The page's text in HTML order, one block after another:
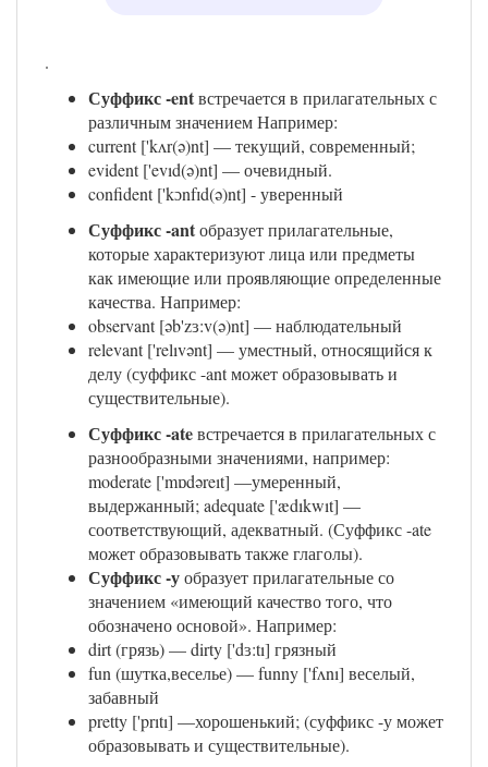
.
Суффикс -entвстречается в прилагательных с
различным значением Например:
current ['kʌr(ə)nt] — текущий, современный;
evident ['evıd(ə)nt] — очевидный.
confident ['kɔnfɪd(ə)nt] - уверенный
Суффикс -antобразует прилагательные,
которые характеризуют лица или предметы
как имеющие или проявляющие определенные
качества. Например:
observant [əb'zɜ:v(ə)nt] — наблюдательный
relevant ['relıvənt] — уместный, относящийся к
делу (суффикс -ant может образовывать и
существительные).
Суффикс -ateвстречается в прилагательных с
разнообразными значениями, например:
moderate ['mɒdəreıt] —умеренный,
выдержанный; adequate ['ædıkwıt] —
соответствующий, адекватный. (Суффикс -ate
может образовывать также глаголы).
Суффикс -уобразует прилагательные со
значением «имеющий качество того, что
обозначено основой». Например:
dirt (грязь) — dirty ['dɜ:tı] грязный
fun (шутка,веселье) — funny ['fʌnı] веселый,
забавный
pretty ['prıtı] —хорошенький; (суффикс -у может
образовывать и существительные).